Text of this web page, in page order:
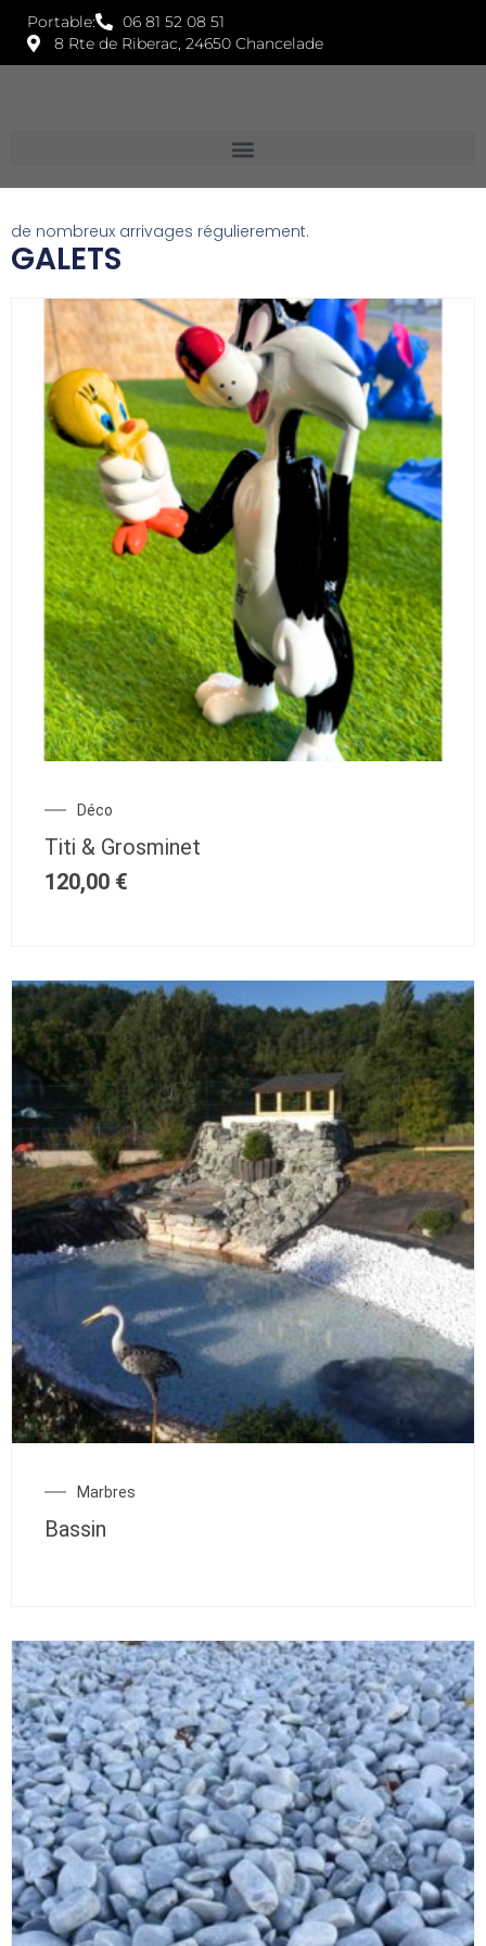
Portable:
06 81 52 08 51
8 Rte de Riberac, 24650 Chancelade
de nombreux arrivages régulierement.
GALETS
Déco
Titi & Grosminet
120,00 €
Marbres
Bassin